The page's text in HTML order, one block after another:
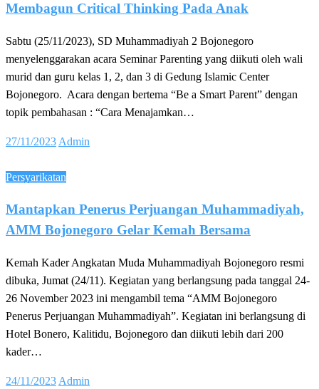
Membagun Critical Thinking Pada Anak
Sabtu (25/11/2023), SD Muhammadiyah 2 Bojonegoro
menyelenggarakan acara Seminar Parenting yang diikuti oleh wali
murid dan guru kelas 1, 2, dan 3 di Gedung Islamic Center
Bojonegoro. Acara dengan bertema “Be a Smart Parent” dengan
topik pembahasan : “Cara Menajamkan…
Posted
27/11/2023 Admin
Persyarikatan
Mantapkan Penerus Perjuangan Muhammadiyah,
AMM Bojonegoro Gelar Kemah Bersama
Kemah Kader Angkatan Muda Muhammadiyah Bojonegoro resmi
dibuka, Jumat (24/11). Kegiatan yang berlangsung pada tanggal 24-
26 November 2023 ini mengambil tema “AMM Bojonegoro
Penerus Perjuangan Muhammadiyah”. Kegiatan ini berlangsung di
Hotel Bonero, Kalitidu, Bojonegoro dan diikuti lebih dari 200
kader…
Posted
24/11/2023 Admin